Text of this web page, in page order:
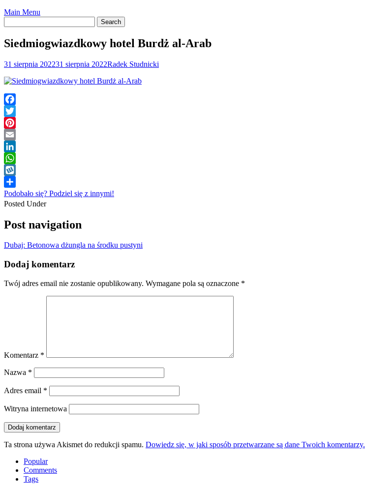
Main Menu
Siedmiogwiazdkowy hotel Burdż al-Arab
31 sierpnia 202231 sierpnia 2022Radek Studnicki
Facebook
Twitter
Pinterest
Email
LinkedIn
WhatsApp
Wykop
Podobało się? Podziel się z innymi!
Posted Under
Post navigation
Dubaj: Betonowa dżungla na środku pustyni
Dodaj komentarz
Twój adres email nie zostanie opublikowany. Wymagane pola są oznaczone *
Komentarz *
Nazwa *
Adres email *
Witryna internetowa
Ta strona używa Akismet do redukcji spamu. Dowiedz się, w jaki sposób przetwarzane są dane Twoich komentarzy.
Popular
Comments
Tags